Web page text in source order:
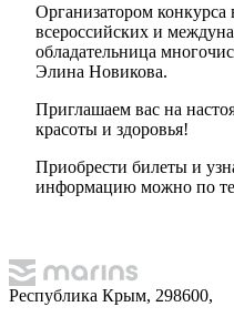
Организатором
всероссийских и
обладательница
Элина Новикова.
Приглашаем вас на
красоты и здоровья!
Приобрести билеты и
информацию можно по
Республика Крым, 298600,